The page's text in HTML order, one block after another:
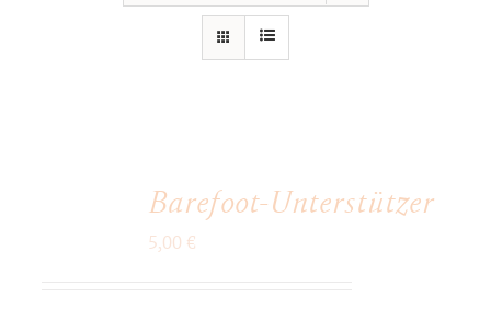
Barefoot-Unterstützer
5,00 €